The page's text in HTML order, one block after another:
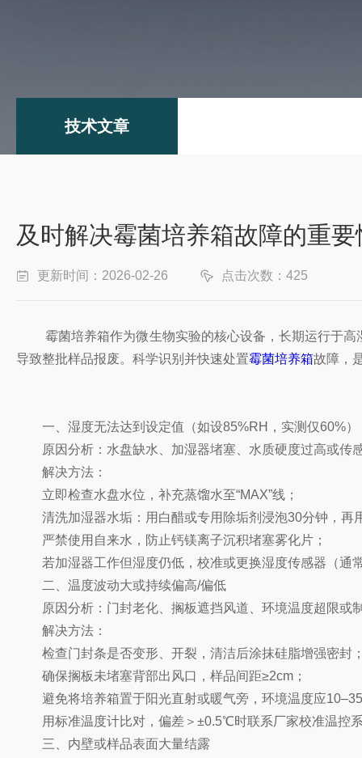
技术文章
及时解决霉菌培养箱故障的重
更新时间：2026-02-26 点击次数：425
霉菌培养箱作为微生物实验的核心设备，长期运行于高
导致整批样品报废。科学识别并快速处置霉菌培养箱故障，
一、湿度无法达到设定值（如设85%RH，实测仅60%）
原因分析：水盘缺水、加湿器堵塞、水质硬度过高或传
解决方法：
立即检查水盘水位，补充蒸馏水至“MAX”线；
清洗加湿器水垢：用白醋或专用除垢剂浸泡30分钟，再
严禁使用自来水，防止钙镁离子沉积堵塞雾化片；
若加湿器工作但湿度仍低，校准或更换湿度传感器（通
二、温度波动大或持续偏高/偏低
原因分析：门封老化、搁板遮挡风道、环境温度超限或
解决方法：
检查门封条是否变形、开裂，清洁后涂抹硅脂增强密封
确保搁板未堵塞背部出风口，样品间距≥2cm；
避免将培养箱置于阳光直射或暖气旁，环境温度应
用标准温度计比对，偏差＞±0.5℃时联系厂家校准温控
三、内壁或样品表面大量结露